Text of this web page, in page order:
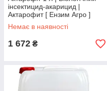
інсектицид-акарицид |
Актарофит [ Ензим Агро ]
Немає в наявності
1 672 ₴